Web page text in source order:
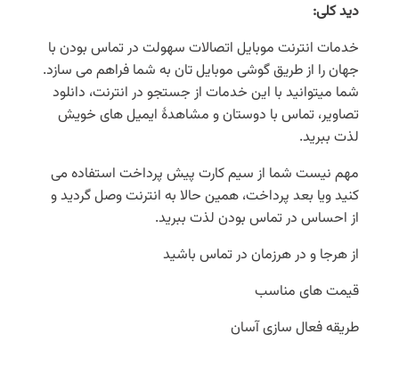
دید کلی:
خدمات انترنت موبایل اتصالات سهولت در تماس بودن با
جهان را از طریق گوشی موبایل تان به شما فراهم می سازد.
شما میتوانید با این خدمات از جستجو در انترنت، دانلود
تصاویر، تماس با دوستان و مشاهدۀ ایمیل های خویش
لذت ببرید.
مهم نیست شما از سیم کارت پیش پرداخت استفاده می
کنید ویا بعد پرداخت، همین حالا به انترنت وصل گردید و
از احساس در تماس بودن لذت ببرید.
از هرجا و در هرزمان در تماس باشید
قیمت های مناسب
طریقه فعال سازی آسان